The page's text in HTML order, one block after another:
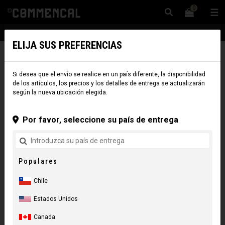
ELIJA SUS PREFERENCIAS
Si desea que el envío se realice en un país diferente, la disponibilidad
de los artículos, los precios y los detalles de entrega se actualizarán
según la nueva ubicación elegida.
Por favor, seleccione su país de entrega
Populares
Chile
Estados Unidos
Canada
0 ☰
FILTRAR
REINICIAR
CATEGORÍA
PLATAFORMA
MARCAS